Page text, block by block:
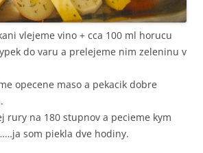
vlejeme vino + cca 100 ml horucu
do varu a prelejeme nim zeleninu v
opecene maso a pekacik dobre
rury na 180 stupnov a pecieme kym
som piekla dve hodiny.